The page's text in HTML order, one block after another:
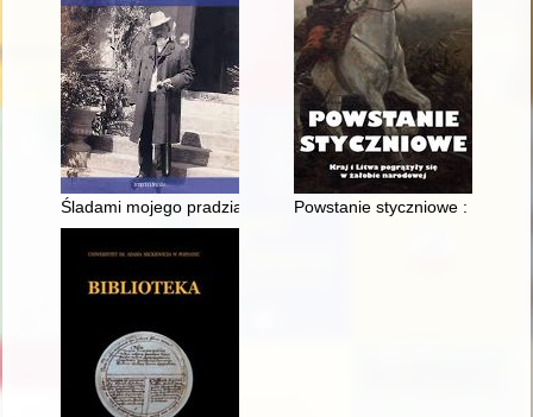
Śladami mojego pradziadka Zygmunta Laskowskiego
Powstanie styczniowe : kraj i